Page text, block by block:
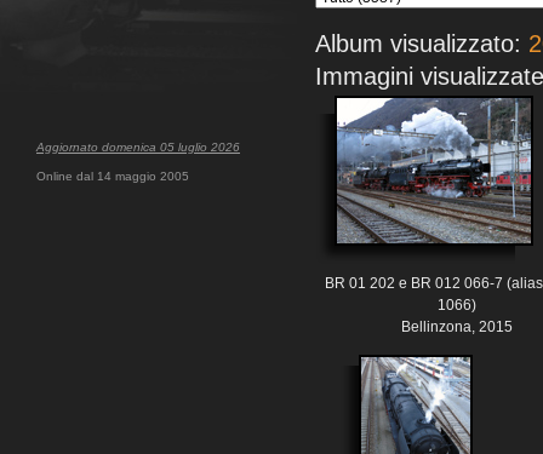
Aggiornato domenica 05 luglio 2026
Online dal 14 maggio 2005
Album visualizzato:
Immagini
BR 01 202 e BR 012 066-7
1066)
Bellinzona, 2015